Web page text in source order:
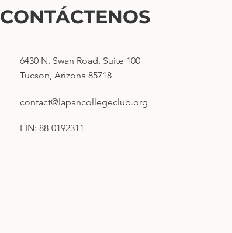
CONTÁCTENOS
6430 N. Swan Road, Suite 100
Tucson, Arizona 85718
contact@lapancollegeclub.org
EIN: 88-0192311